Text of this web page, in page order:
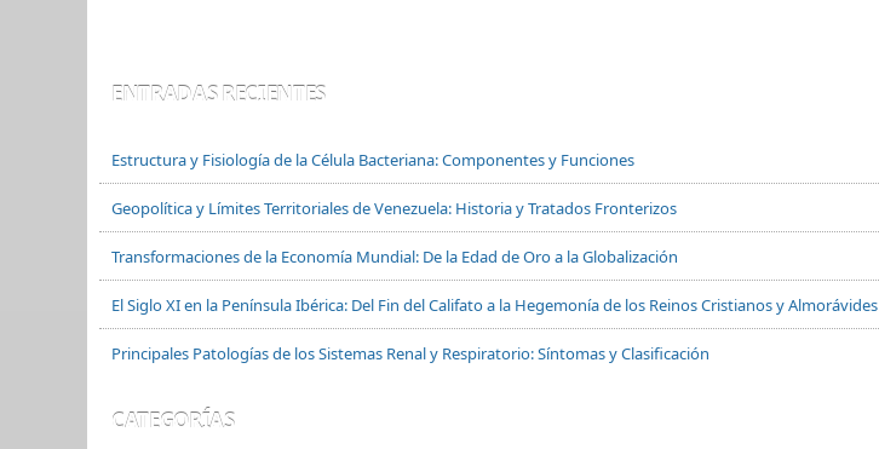
ENTRADAS RECIENTES
Estructura y Fisiología de la Célula Bacteriana: Componentes y Funciones
Geopolítica y Límites Territoriales de Venezuela: Historia y Tratados Fronterizos
Transformaciones de la Economía Mundial: De la Edad de Oro a la Globalización
El Siglo XI en la Península Ibérica: Del Fin del Califato a la Hegemonía de los Reinos Cristianos y Almorávides
Principales Patologías de los Sistemas Renal y Respiratorio: Síntomas y Clasificación
CATEGORÍAS